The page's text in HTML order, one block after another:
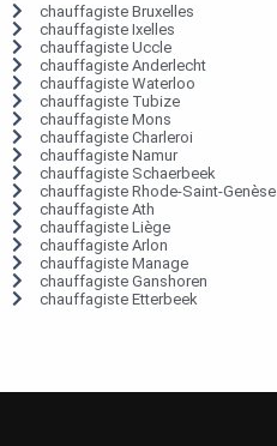
chauffagiste Bruxelles
chauffagiste Ixelles
chauffagiste Uccle
chauffagiste Anderlecht
chauffagiste Waterloo
chauffagiste Tubize
chauffagiste Mons
chauffagiste Charleroi
chauffagiste Namur
chauffagiste Schaerbeek
chauffagiste Rhode-Saint-Genèse
chauffagiste Ath
chauffagiste Liège
chauffagiste Arlon
chauffagiste Manage
chauffagiste Ganshoren
chauffagiste Etterbeek